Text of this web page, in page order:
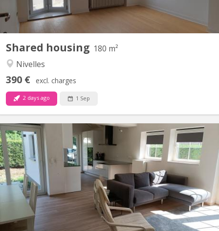
Shared housing 180 m²
Nivelles
390 € excl. charges
2 days ago 1 Sep
KV 1427
2 chambres à louer dans villa lumineuse et moderne, proche de
Louvain-la-Neuve (7 km) et de l'Axis Parc ( 4 km). Bus 34 pour
Louvain-la-Neuve à 30 mètres ; parking extérieur : 480€ par mois,
charges comprises. Pour non-fumeur ou fumeur uniquement en
extérieur. Les autres chambres sont occupées par...